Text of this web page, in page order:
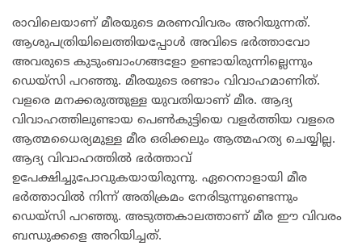
രാവിലെയാണ് മീരയുടെ മരണവിവരം അറിയുന്നത്.
ആശുപത്രിയിലെത്തിയപ്പോള്‍ അവിടെ ഭര്‍ത്താവോ
അവരുടെ കുടുംബാംഗങ്ങളോ ഉണ്ടായിരുന്നില്ലെന്നും
ഡെയ്സി പറഞ്ഞു. മീരയുടെ രണ്ടാം വിവാഹമാണിത്.
വളരെ മനക്കരുത്തുള്ള യുവതിയാണ് മീര. ആദ്യ
വിവാഹത്തിലുണ്ടായ പെണ്‍കുട്ടിയെ വളര്‍ത്തിയ വളരെ
ആത്മധൈര്യമുള്ള മീര ഒരിക്കലും ആത്മഹത്യ ചെയ്യില്ല.
ആദ്യ വിവാഹത്തില്‍ ഭര്‍ത്താവ്
ഉപേക്ഷിച്ചുപോവുകയായിരുന്നു. ഏറെനാളായി മീര
ഭര്‍ത്താവിൽ നിന്ന് അതിക്രമം നേരിടുന്നുണ്ടെന്നും
ഡെയ്സി പറഞ്ഞു. അടുത്തകാലത്താണ് മീര ഈ വിവരം
ബന്ധുക്കളെ അറിയിച്ചത്.